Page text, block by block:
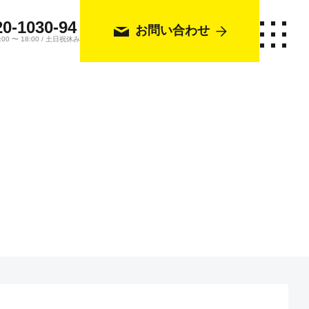
1030-94
〜 18:00 / 土日祝休み
お問い合わせ